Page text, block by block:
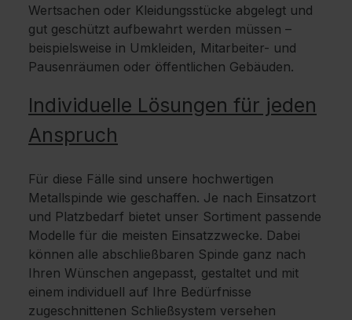
Wertsachen oder Kleidungsstücke abgelegt und
gut geschützt aufbewahrt werden müssen –
beispielsweise in Umkleiden, Mitarbeiter- und
Pausenräumen oder öffentlichen Gebäuden.
Individuelle Lösungen für jeden
Anspruch
Für diese Fälle sind unsere hochwertigen
Metallspinde wie geschaffen. Je nach Einsatzort
und Platzbedarf bietet unser Sortiment passende
Modelle für die meisten Einsatzzwecke. Dabei
können alle abschließbaren Spinde ganz nach
Ihren Wünschen angepasst, gestaltet und mit
einem individuell auf Ihre Bedürfnisse
zugeschnittenen Schließsystem versehen